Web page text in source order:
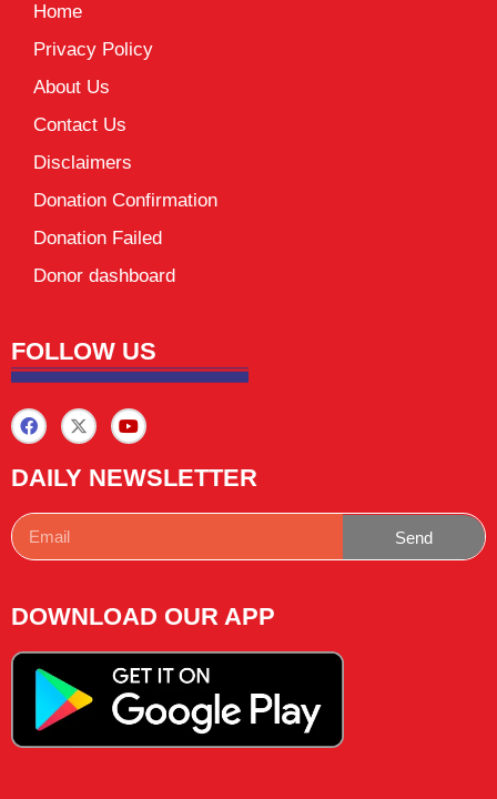
Home
Privacy Policy
About Us
Contact Us
Disclaimers
Donation Confirmation
Donation Failed
Donor dashboard
FOLLOW US
DAILY NEWSLETTER
Send
DOWNLOAD OUR APP